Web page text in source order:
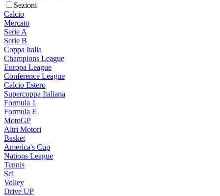
Sezioni
Calcio
Mercato
Serie A
Serie B
Coppa Italia
Champions League
Europa League
Conference League
Calcio Estero
Supercoppa Italiana
Formula 1
Formula E
MotoGP
Altri Motori
Basket
America's Cup
Nations League
Tennis
Sci
Volley
Drive UP